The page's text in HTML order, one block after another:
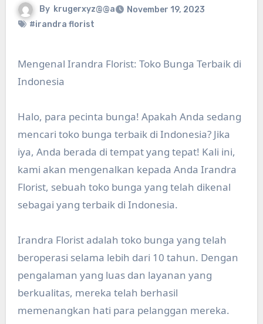
By krugerxyz@@a
November 19, 2023
#irandra florist
Mengenal Irandra Florist: Toko Bunga Terbaik di
Indonesia
Halo, para pecinta bunga! Apakah Anda sedang
mencari toko bunga terbaik di Indonesia? Jika
iya, Anda berada di tempat yang tepat! Kali ini,
kami akan mengenalkan kepada Anda Irandra
Florist, sebuah toko bunga yang telah dikenal
sebagai yang terbaik di Indonesia.
Irandra Florist adalah toko bunga yang telah
beroperasi selama lebih dari 10 tahun. Dengan
pengalaman yang luas dan layanan yang
berkualitas, mereka telah berhasil
memenangkan hati para pelanggan mereka.